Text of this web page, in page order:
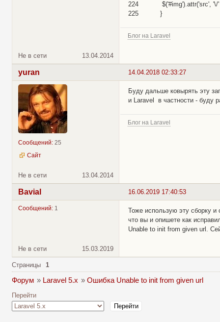
224 $('#img').attr('src', '\/'
225 }
Блог на Laravel
Не в сети 13.04.2014
14.04.2018 02:33:27
yuran
Сообщений: 25
Сайт
Буду дальше ковырять эту
и Laravel в частности - буду
Блог на Laravel
Не в сети 13.04.2014
16.06.2019 17:40:53
Bavial
Сообщений: 1
Тоже использую эту сборку
что вы и опишете как
Unable to init from given url.
Не в сети 15.03.2019
Страницы 1
Форум » Laravel 5.x » Ошибка Unable to init from given url
Перейти